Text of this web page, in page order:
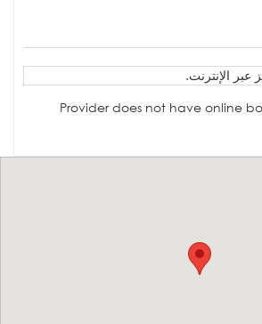
عبر الإنترنت.
Provider does not have online